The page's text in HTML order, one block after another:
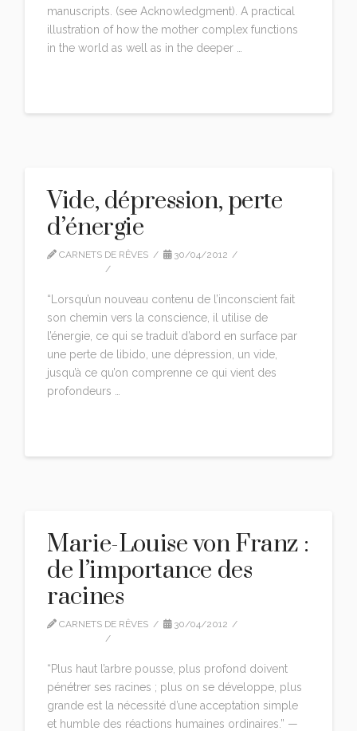
manuscripts. (see Acknowledgment). A practical
illustration of how the mother complex functions
in the world as well as in the deeper …
Vide, dépression, perte
d’énergie
CARNETS DE RÊVES
30/04/2012
“Lorsqu’un nouveau contenu de l’inconscient fait
son chemin vers la conscience, il utilise de
l’énergie, ce qui se traduit d’abord en surface par
une perte de libido, une dépression, un vide,
jusqu’à ce qu’on comprenne ce qui vient des
profondeurs …
Marie-Louise von Franz :
de l’importance des
racines
CARNETS DE RÊVES
30/04/2012
“Plus haut l’arbre pousse, plus profond doivent
pénétrer ses racines ; plus on se développe, plus
grande est la nécessité d’une acceptation simple
et humble des réactions humaines ordinaires.” —